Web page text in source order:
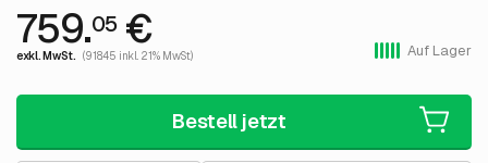
759.05€
exkl. MwSt. (918.45 inkl. 21% MwSt) Auf Lager
Bestell jetzt